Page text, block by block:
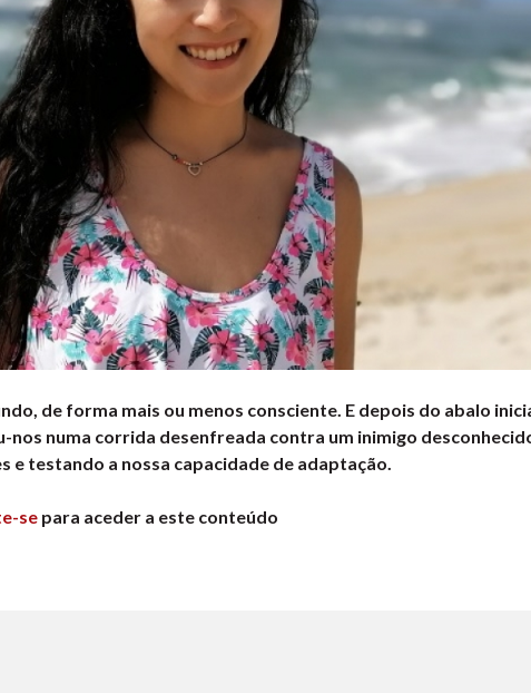
de forma mais ou menos consciente. E depois do abalo
nos numa corrida desenfreada contra um inimigo
testando a nossa capacidade de adaptação.
se para aceder a este conteúdo